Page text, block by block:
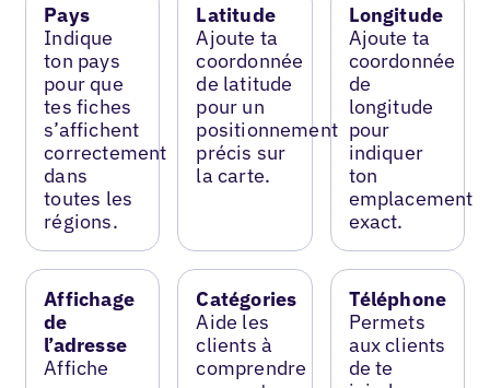
Pays
Indique
ton pays
pour que
tes fiches
s’affichent
correctement
dans
toutes les
régions.
Latitude
Ajoute ta
coordonnée
de latitude
pour un
positionnement
précis sur
la carte.
Longitude
Ajoute ta
coordonnée
de
longitude
pour
indiquer
ton
emplacement
exact.
Affichage
de
l’adresse
Affiche
Catégories
Aide les
clients à
comprendre
Téléphone
Permets
aux clients
de te